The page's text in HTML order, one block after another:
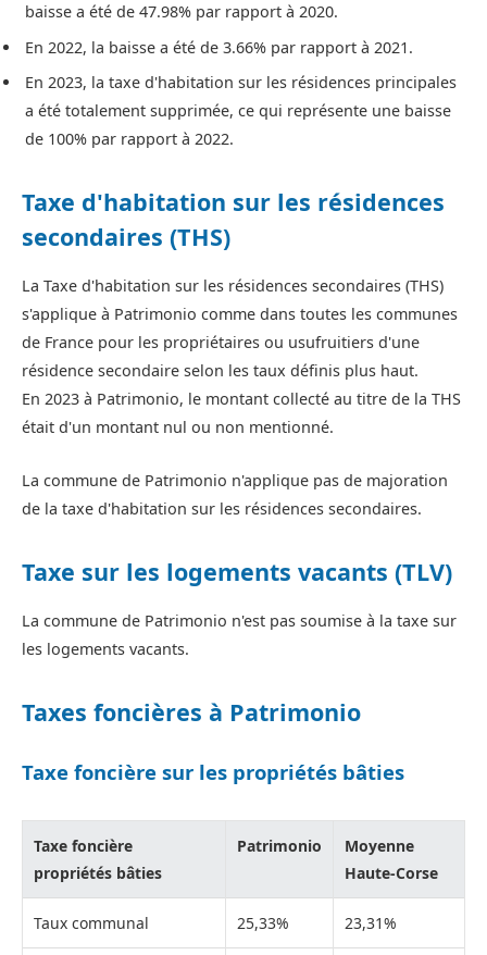
baisse a été de 47.98% par rapport à 2020.
En 2022, la baisse a été de 3.66% par rapport à 2021.
En 2023, la taxe d'habitation sur les résidences principales
a été totalement supprimée, ce qui représente une baisse
de 100% par rapport à 2022.
Taxe d'habitation sur les résidences
secondaires (THS)
La Taxe d'habitation sur les résidences secondaires (THS)
s'applique à Patrimonio comme dans toutes les communes
de France pour les propriétaires ou usufruitiers d'une
résidence secondaire selon les taux définis plus haut.
En 2023 à Patrimonio, le montant collecté au titre de la THS
était d'un montant nul ou non mentionné.
La commune de Patrimonio n'applique pas de majoration
de la taxe d'habitation sur les résidences secondaires.
Taxe sur les logements vacants (TLV)
La commune de Patrimonio n'est pas soumise à la taxe sur
les logements vacants.
Taxes foncières à Patrimonio
Taxe foncière sur les propriétés bâties
Taxe foncière
propriétés bâties
Patrimonio
Moyenne
Haute-Corse
Taux communal 25,33% 23,31%